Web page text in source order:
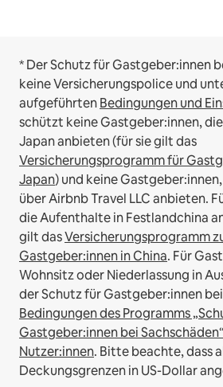
* Der Schutz für Gastgeber:innen
keine Versicherungspolice und
aufgeführtenBedingungen und
schützt keine Gastgeber:innen,
Japan anbieten (für sie gilt das
Versicherungsprogramm für
Japan) und keine
über Airbnb Travel LLC anbieten.
die Aufenthalte in Festlandchina
gilt dasVersicherungsprogramm
Gastgeber:innen in China. Für
Wohnsitz oder Niederlassung in
der Schutz für Gastgeber:innen
Bedingungen des Programms
Gastgeber:innen bei
Nutzer:innen. Bitte beachte, dass
Deckungsgrenzen in US-Dollar